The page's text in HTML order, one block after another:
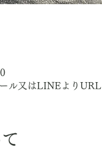
又はLINEよりURL